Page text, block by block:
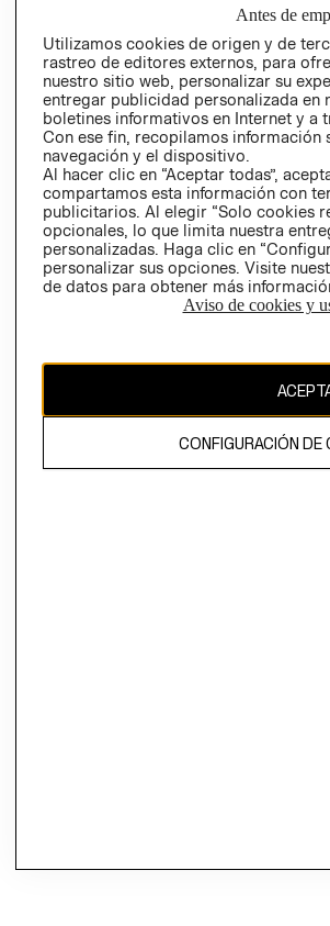
TRANSPARENCIA
Y ÉTICA (INGLÉS)
Colombia ($)
CAMBIAR REGIÓN
propiedad de H&M Hennes & Mauritz AB.
Antes de
Utilizamos cookies de origen y de
rastreo de editores externos, para
nuestro sitio web, personalizar su
entregar publicidad personalizada en
boletines informativos en Internet y a
Con ese fin, recopilamos información
navegación y el dispositivo.
Al hacer clic en “Aceptar todas”,
compartamos esta información con
publicitarios. Al elegir “Solo cookies
opcionales, lo que limita nuestra
personalizadas. Haga clic en
personalizar sus opciones. Visite
de datos para obtener más
Aviso de cookies y
CONFIGURACIÓN